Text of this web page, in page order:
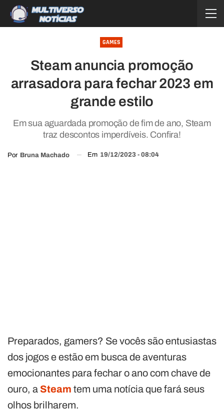
GAMES
Steam anuncia promoção
arrasadora para fechar 2023 em
grande estilo
Em sua aguardada promoção de fim de ano, Steam
traz descontos imperdíveis. Confira!
Por Bruna Machado Em 19/12/2023 - 08:04
Preparados, gamers? Se vocês são entusiastas
dos jogos e estão em busca de aventuras
emocionantes para fechar o ano com chave de
ouro, a Steam tem uma notícia que fará seus
olhos brilharem.